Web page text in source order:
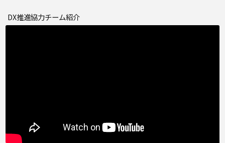
DX推進協力チーム紹介